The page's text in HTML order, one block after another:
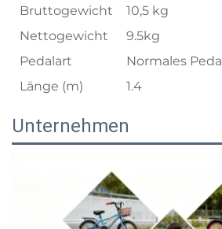
Bruttogewicht
10,5 kg
Nettogewicht
9.5kg
Pedalart
Normales Pedal
Länge (m)
1.4
Unternehmen